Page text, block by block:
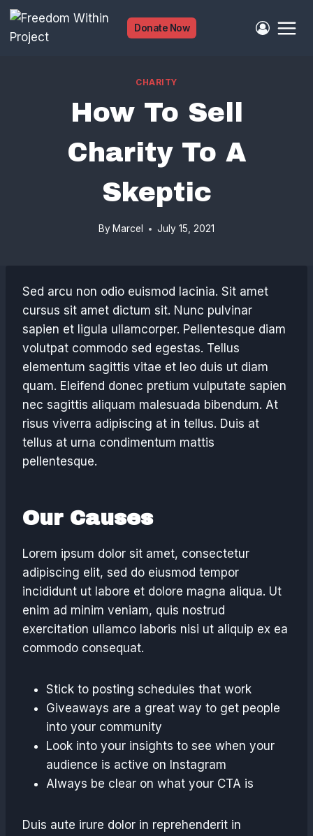
Skip
content
Donate Now
CHARITY
How To Sell
Charity To A
Skeptic
By Marcel July 15, 2021
Sed arcu non odio euismod lacinia. Sit amet
cursus sit amet dictum sit. Nunc pulvinar
sapien et ligula ullamcorper. Pellentesque diam
volutpat commodo sed egestas. Tellus
elementum sagittis vitae et leo duis ut diam
quam. Eleifend donec pretium vulputate sapien
nec sagittis aliquam malesuada bibendum. At
risus viverra adipiscing at in tellus. Duis at
tellus at urna condimentum mattis
pellentesque.
Our Causes
Lorem ipsum dolor sit amet, consectetur
adipiscing elit, sed do eiusmod tempor
incididunt ut labore et dolore magna aliqua. Ut
enim ad minim veniam, quis nostrud
exercitation ullamco laboris nisi ut aliquip ex ea
commodo consequat.
Stick to posting schedules that work
Giveaways are a great way to get people
into your community
Look into your insights to see when your
audience is active on Instagram
Always be clear on what your CTA is
Duis aute irure dolor in reprehenderit in